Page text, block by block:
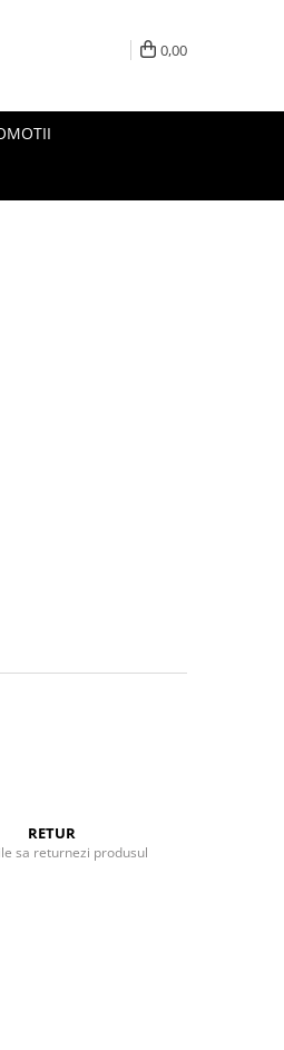
0,00
RETUR
sa returnezi produsul